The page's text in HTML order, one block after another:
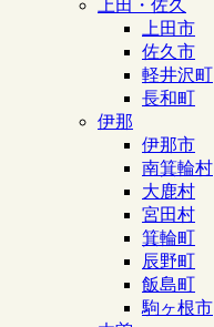
上田・佐久
上田市
佐久市
軽井沢町
長和町
伊那
伊那市
南箕輪村
大鹿村
宮田村
箕輪町
辰野町
飯島町
駒ヶ根市